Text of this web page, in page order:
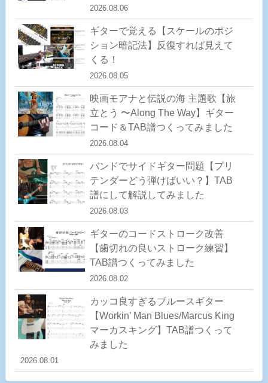
2026.08.06
ギターで覚える【スケールのポジ
ション暗記法】反復すれば見えて
くる！
2026.08.05
映画モアナと伝説の海 主題歌【旅
立とう 〜Along The Way】ギター
コード＆TAB譜つくってみました
2026.08.04
バンドでサイドギター問題【プリ
テンダーどう弾けばいい？】TAB
譜にして解説してみました
2026.08.03
ギターのコードストローク改善
【歯切れの良いストローク練習】
TAB譜つくってみました
2026.08.02
カッコ良すぎるブルースギター
【Workin’ Man Blues/Marcus King
マーカスキング】TAB譜つくって
みました
2026.08.01